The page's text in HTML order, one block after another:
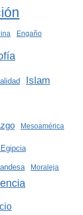
Engaño
Islam
Mesoamérica
Moraleja